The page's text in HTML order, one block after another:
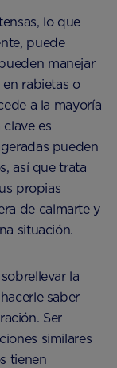
lo que
puede
manejar
rabietas o
a la mayoría
es
pueden
así que trata
propias
de calmarte y
situación.
la
saber
Ser
similares
tienen